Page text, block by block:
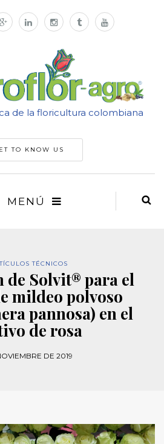
de la floricultura colombiana
TO KNOW US
MENÚ
TÉCNICOS
de Solvit® para el
mildeo polvoso
pannosa) en el
de rosa
DE 2019